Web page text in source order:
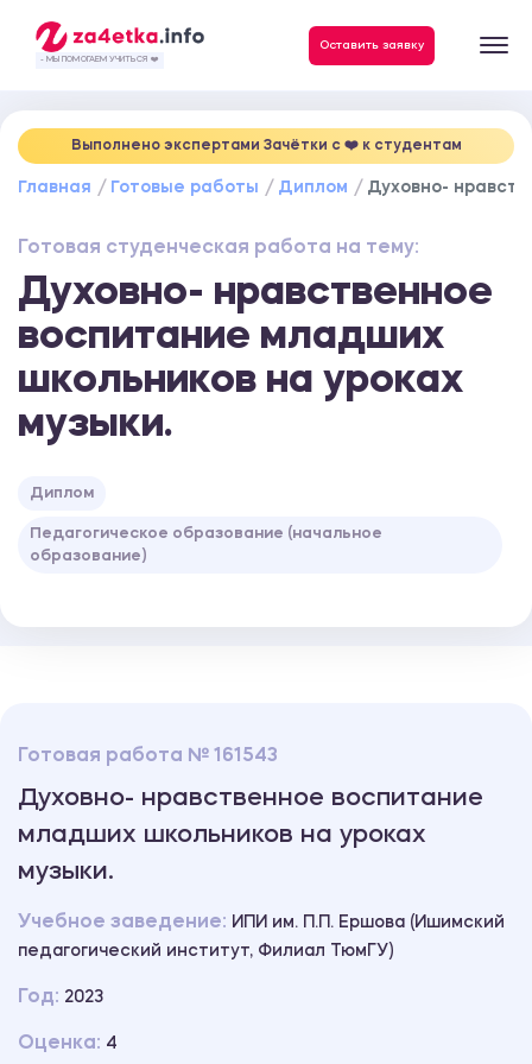
- МЫ ПОМОГАЕМ УЧИТЬСЯ ❤️
Оставить заявку
Выполнено экспертами Зачётки c ❤️ к студентам
Главная Готовые работы Диплом Духовно-
Готовая студенческая работа на тему:
Духовно- нравственное
воспитание младших
школьников на уроках
музыки.
Диплом
Педагогическое образование (начальное
образование)
Готовая работа № 161543
Духовно- нравственное воспитание
младших школьников на уроках
музыки.
Учебное заведение: ИПИ им. П.П. Ершова (Ишимский
педагогический институт, Филиал ТюмГУ)
Год: 2023
Оценка: 4